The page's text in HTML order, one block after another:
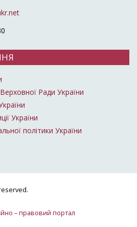
Ради України
України
політики України
– правовий портал